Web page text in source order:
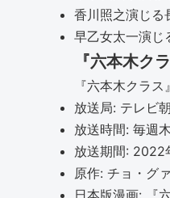
香川照之演じる
早乙女太一演じ
『六本木ク
『六本木クラ
放送局: テレビ
放送時間: 毎週
放送期間: 2022
原作: チョ・グ
日本版漫画: 『